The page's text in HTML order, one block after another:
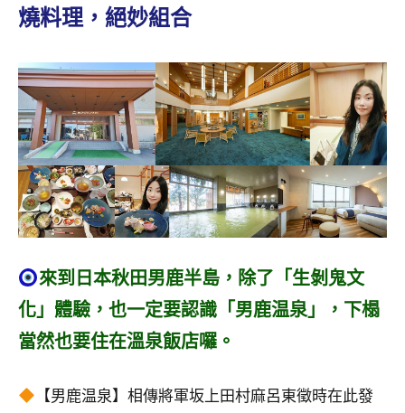
目
底、
外
景
節
目
主
持、
吳
哥
泰
國
遊
作
燒料理，絕妙組合
來到日本秋田男鹿半島，除了「生剝鬼文
化」體驗，也一定要認識「男鹿温泉」，下榻
當然也要住在溫泉飯店囉。
【男鹿温泉】相傳將軍坂上田村麻呂東徵時在此發